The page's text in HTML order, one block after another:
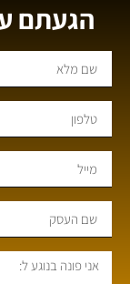
הגעתם